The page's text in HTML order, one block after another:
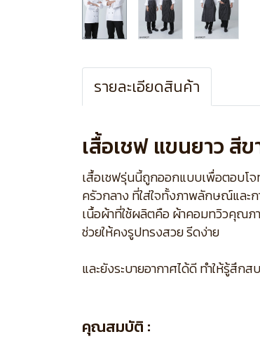
รายละเอียดสินค้า
เสื้อเชฟ แขนยาว สี
เสื้อเชฟรุ่นนี้ถูกออกแบบเพื่อตอบโจ
ครัวกลาง ที่ใส่ใจทั้งภาพลักษณ์และก
เนื้อผ้าที่ใช้ผลิตคือ ผ้าคอมทวิวคุณภ
ช่วยให้คงรูปทรงสวย รีดง่าย
และยังระบายอากาศได้ดี ทำให้รู้สึก
คุณสมบัติ :